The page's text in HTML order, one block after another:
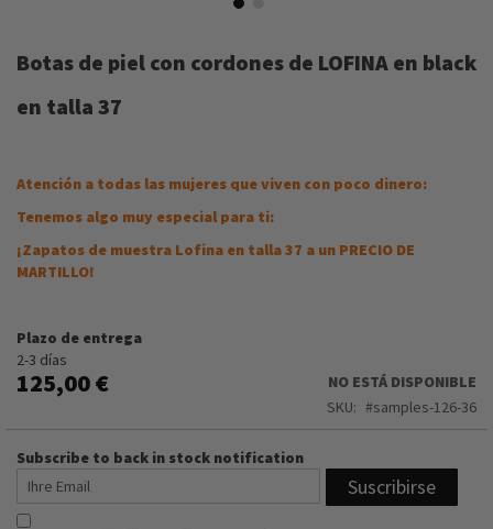
comienzo
la
imágenes
Botas de piel con cordones de LOFINA en black
en talla 37
Atención a todas las mujeres que viven con poco dinero:
Tenemos algo muy especial para ti:
¡Zapatos de muestra Lofina en talla 37 a un PRECIO DE
MARTILLO!
Plazo de entrega
2-3 días
125,00 €
NO ESTÁ DISPONIBLE
SKU
samples-126-36
Subscribe to back in stock notification
Suscribirse